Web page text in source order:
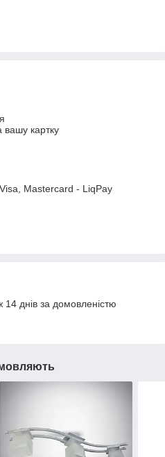
вашу картку
Mastercard - LiqPay
днів за домовленістю